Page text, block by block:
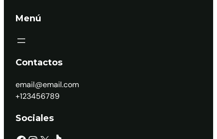
Menú
Contactos
email@email.com
+123456789
Sociales